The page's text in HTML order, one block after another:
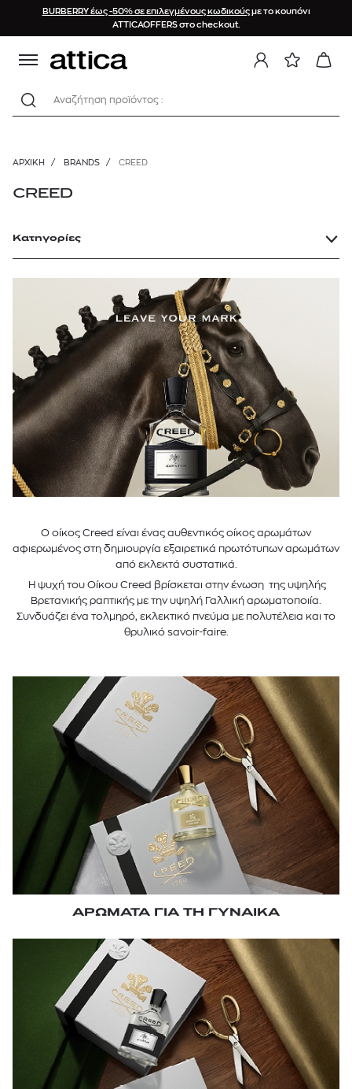
BURBERRY έως -50% σε επιλεγμένους κωδικούςμε το κουπόνι
ATTICAOFFERS στο checkout.
Αναζήτηση προϊόντος :
ΑΡΧΙΚΉ / BRANDS / CREED
CREED
Κατηγορίες
Ο οίκος Creed είναι ένας αυθεντικός οίκος αρωμάτων
αφιερωμένος στη δημιουργία εξαιρετικά πρωτότυπων αρωμάτων
από εκλεκτά συστατικά.
Η ψυχή του Οίκου Creed βρίσκεται στην ένωση της υψηλής
Βρετανικής ραπτικής με την υψηλή Γαλλική αρωματοποιία.
Συνδυάζει ένα τολμηρό, εκλεκτικό πνεύμα με πολυτέλεια και το
θρυλικό savoir-faire.
ΑΡΩΜΑΤΑ ΓΙΑ ΤΗ ΓΥΝΑΙΚΑ